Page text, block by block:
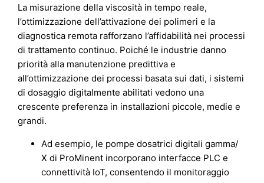
La misurazione della viscosità in tempo reale,
l’ottimizzazione dell’attivazione dei polimeri e la
diagnostica remota rafforzano l’affidabilità nei processi
di trattamento continuo. Poiché le industrie danno
priorità alla manutenzione predittiva e
all’ottimizzazione dei processi basata sui dati, i sistemi
di dosaggio digitalmente abilitati vedono una
crescente preferenza in installazioni piccole, medie e
grandi.
Ad esempio, le pompe dosatrici digitali gamma/
X di ProMinent incorporano interfacce PLC e
connettività IoT, consentendo il monitoraggio